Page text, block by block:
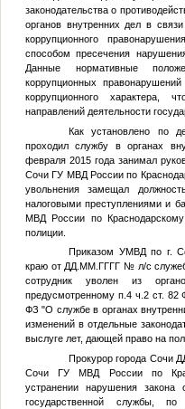
законодательства о
органов внутренних дел в
коррупционного
способом пресечения
Данные нормативные
коррупционных
коррупционного характера,
направлений деятельности
Как установлено по
проходил службу в органах
февраля 2015 года занимал
Сочи ГУ МВД России по
увольнения замещал
налоговыми преступлениями и
МВД России по
полиции.
Приказом УМВД по г.
краю от ДД.ММ.ГГГГ № л/с
сотрудник уволен из
предусмотренному п.4 ч.2 ст. 82
ФЗ "О службе в органах
изменений в отдельные
выслуге лет, дающей право на
Прокурор города Сочи
Сочи ГУ МВД России по
устранении нарушения закона
государственной службы,